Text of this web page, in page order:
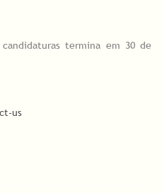
termina em 30 de
us